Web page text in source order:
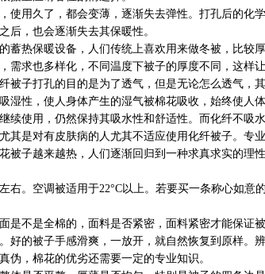
使用久了，都会变薄，逐渐失去弹性。打孔后的化
后，也会逐渐失去其保暖性。
蓄热保暖设备，人们传统上喜欢用来做冬被，比较
需求也多样化，不同温度下被子的厚度不同，这样
被子打孔的目的是为了透气，但是无论怎么透气，
湿性，使人身体产生的湿气被棉花吸收，始终使人
续使用，仍然保持其吸水性和舒适性。而化纤不吸
其是对有皮肤病的人尤其不适应使用化纤被子。专
被子越来越热，人们逐渐回归到一种求真求实的理
右。空调被适用于22°C以上。若要买一条称心如意
是不是全棉的，面料是否紧密，面料紧密才能保证
好的被子手感滑爽，一放开，就自然恢复到原样。
伪，棉花的优劣还需要一定的专业知识。